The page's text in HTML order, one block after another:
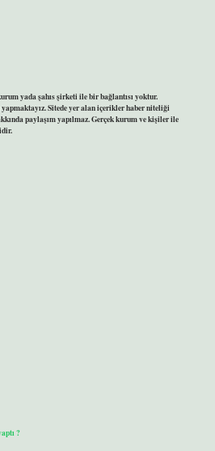
yada şahıs şirketi ile bir bağlantısı yoktur.
Sitede yer alan içerikler haber niteliği
paylaşım yapılmaz. Gerçek kurum ve kişiler ile
?